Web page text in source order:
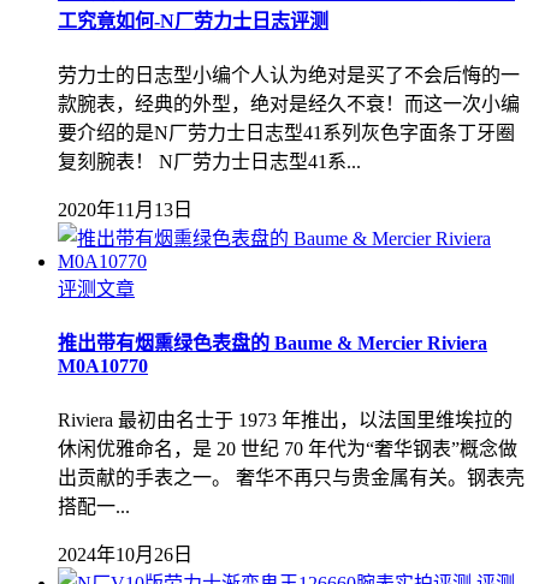
工究竟如何-N厂劳力士日志评测
劳力士的日志型小编个人认为绝对是买了不会后悔的一
款腕表，经典的外型，绝对是经久不衰！而这一次小编
要介绍的是N厂劳力士日志型41系列灰色字面条丁牙圈
复刻腕表！ N厂劳力士日志型41系...
2020年11月13日
评测文章
推出带有烟熏绿色表盘的 Baume & Mercier Riviera
M0A10770
Riviera 最初由名士于 1973 年推出，以法国里维埃拉的
休闲优雅命名，是 20 世纪 70 年代为“奢华钢表”概念做
出贡献的手表之一。 奢华不再只与贵金属有关。钢表壳
搭配一...
2024年10月26日